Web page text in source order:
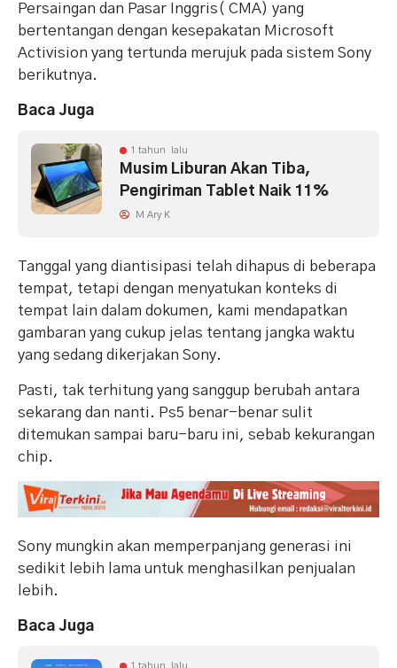
Persaingan dan Pasar Inggris( CMA) yang
bertentangan dengan kesepakatan Microsoft
Activision yang tertunda merujuk pada sistem Sony
berikutnya.
Baca Juga
1 tahun lalu
Musim Liburan Akan Tiba,
Pengiriman Tablet Naik 11%
M Ary K
Tanggal yang diantisipasi telah dihapus di beberapa
tempat, tetapi dengan menyatukan konteks di
tempat lain dalam dokumen, kami mendapatkan
gambaran yang cukup jelas tentang jangka waktu
yang sedang dikerjakan Sony.
Pasti, tak terhitung yang sanggup berubah antara
sekarang dan nanti. Ps5 benar-benar sulit
ditemukan sampai baru-baru ini, sebab kekurangan
chip.
Sony mungkin akan memperpanjang generasi ini
sedikit lebih lama untuk menghasilkan penjualan
lebih.
Baca Juga
1 tahun lalu